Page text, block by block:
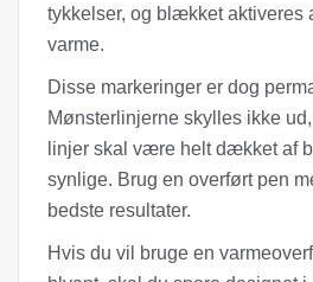
tykkelser, og blækket aktiveres
varme.
Disse markeringer er dog
Mønsterlinjerne skylles ikke
linjer skal være helt dækket af
synlige. Brug en overført pen
bedste resultater.
Hvis du vil bruge en